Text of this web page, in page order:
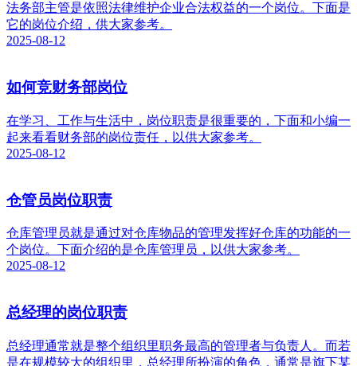
法务部主管是依照法律维护企业合法权益的一个岗位。下面是
它的岗位介绍，供大家参考。
2025-08-12
如何竞财务部岗位
在学习、工作与生活中，岗位职责是很重要的，下面和小编一
起来看看财务部的岗位责任，以供大家参考。
2025-08-12
仓管员岗位职责
仓库管理员就是通过对仓库物品的管理发挥好仓库的功能的一
个岗位。下面介绍的是仓库管理员，以供大家参考。
2025-08-12
总经理的岗位职责
总经理通常就是整个组织里职务最高的管理者与负责人。而若
是在规模较大的组织里，总经理所扮演的角色，通常是旗下某